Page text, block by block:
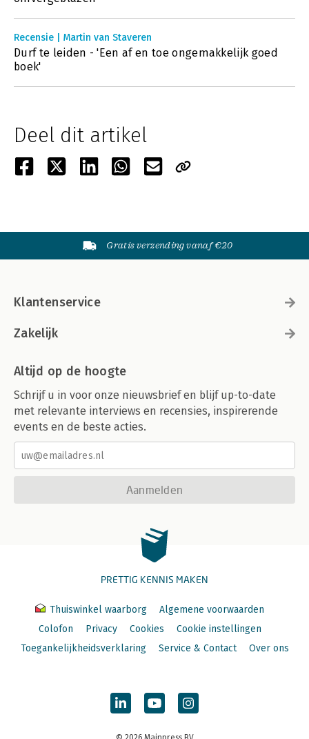
Recensie | Martin van Staveren
Durf te leiden - 'Een af en toe ongemakkelijk goed
boek'
Deel dit artikel
Gratis verzending vanaf €20
Klantenservice
Zakelijk
Altijd op de hoogte
Schrijf u in voor onze nieuwsbrief en blijf up-to-date
met relevante interviews en recensies, inspirerende
events en de beste acties.
Aanmelden
PRETTIG KENNIS MAKEN
Thuiswinkel waarborg
Algemene voorwaarden
Colofon
Privacy Cookies
Cookie instellingen
Toegankelijkheidsverklaring
Service & Contact Over ons